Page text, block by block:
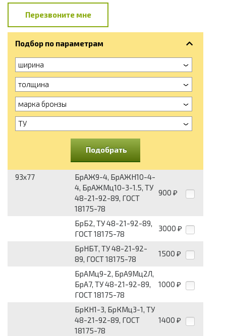
Перезвоните мне
Подбор по параметрам
ширина
толщина
марка бронзы
ТУ
Подобрать
93x77
БрАЖ9-4, БрАЖН10-4-
4, БрАЖМц10-3-1.5, ТУ
48-21-92-89, ГОСТ
18175-78
900 ₽
БрБ2, ТУ 48-21-92-89,
ГОСТ 18175-78
3000 ₽
БрНБТ, ТУ 48-21-92-
89, ГОСТ 18175-78
1500 ₽
БрАМц9-2, БрА9Мц2Л,
БрА7, ТУ 48-21-92-89,
ГОСТ 18175-78
1000 ₽
БрКН1-3, БрКМц3-1, ТУ
48-21-92-89, ГОСТ
18175-78
1400 ₽